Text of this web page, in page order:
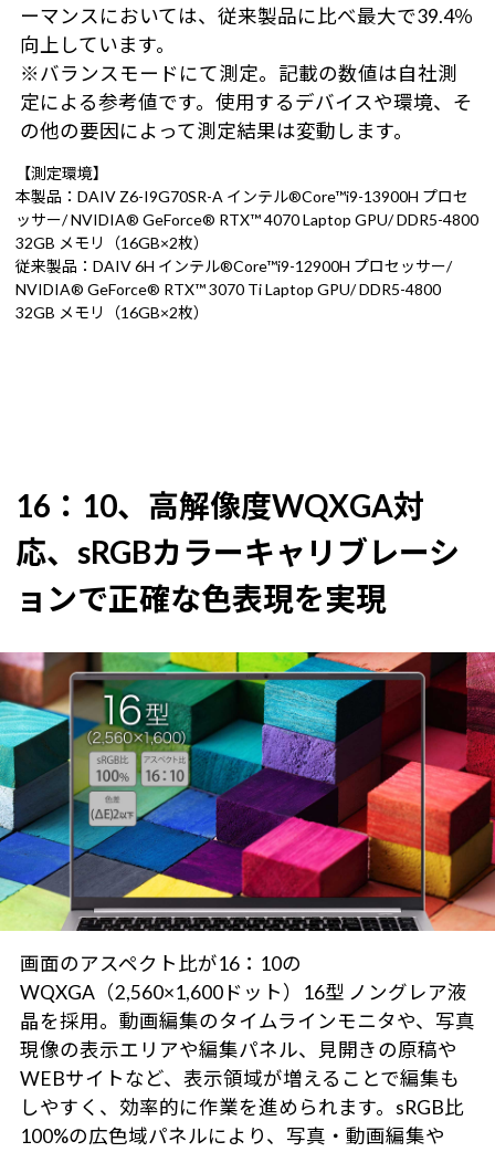
ーマンスにおいては、従来製品に比べ最大で39.4％
向上しています。
※バランスモードにて測定。記載の数値は自社測
定による参考値です。使用するデバイスや環境、そ
の他の要因によって測定結果は変動します。
【測定環境】
本製品：DAIV Z6-I9G70SR-A インテル®Core™i9-13900H プロセ
ッサー/ NVIDIA® GeForce® RTX™ 4070 Laptop GPU/ DDR5-4800
32GB メモリ（16GB×2枚）
従来製品：DAIV 6H インテル®Core™i9-12900H プロセッサー/
NVIDIA® GeForce® RTX™ 3070 Ti Laptop GPU/ DDR5-4800
32GB メモリ（16GB×2枚）
16：10、高解像度WQXGA対
応、sRGBカラーキャリブレーシ
ョンで正確な色表現を実現
画面のアスペクト比が16：10の
WQXGA（2,560×1,600ドット）16型 ノングレア液
晶を採用。動画編集のタイムラインモニタや、写真
現像の表示エリアや編集パネル、見開きの原稿や
WEBサイトなど、表示領域が増えることで編集も
しやすく、効率的に作業を進められます。sRGB比
100%の広色域パネルにより、写真・動画編集や